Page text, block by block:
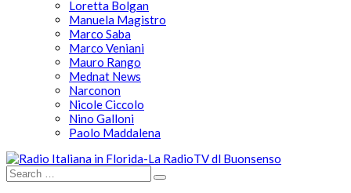
Loretta Bolgan
Manuela Magistro
Marco Saba
Marco Veniani
Mauro Rango
Mednat News
Narconon
Nicole Ciccolo
Nino Galloni
Paolo Maddalena